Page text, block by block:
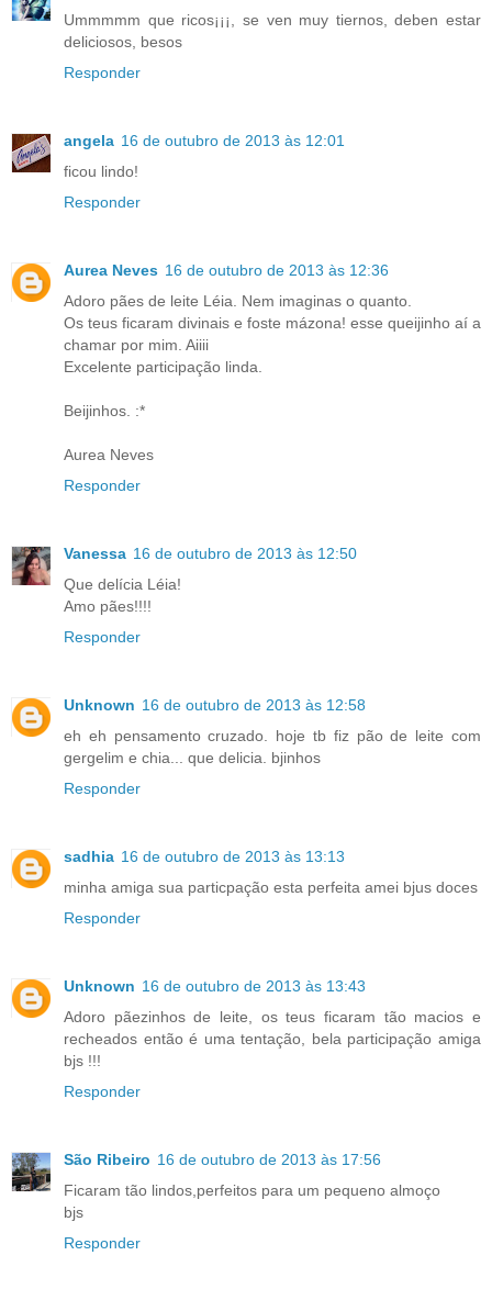
Ummmmm que ricos¡¡¡, se ven muy tiernos, deben estar
deliciosos, besos
Responder
angela 16 de outubro de 2013 às 12:01
ficou lindo!
Responder
Aurea Neves 16 de outubro de 2013 às 12:36
Adoro pães de leite Léia. Nem imaginas o quanto.
Os teus ficaram divinais e foste mázona! esse queijinho aí a
chamar por mim. Aiiii
Excelente participação linda.
Beijinhos. :*
Aurea Neves
Responder
Vanessa 16 de outubro de 2013 às 12:50
Que delícia Léia!
Amo pães!!!!
Responder
Unknown 16 de outubro de 2013 às 12:58
eh eh pensamento cruzado. hoje tb fiz pão de leite com
gergelim e chia... que delicia. bjinhos
Responder
sadhia 16 de outubro de 2013 às 13:13
minha amiga sua particpação esta perfeita amei bjus doces
Responder
Unknown 16 de outubro de 2013 às 13:43
Adoro pãezinhos de leite, os teus ficaram tão macios e
recheados então é uma tentação, bela participação amiga
bjs !!!
Responder
São Ribeiro 16 de outubro de 2013 às 17:56
Ficaram tão lindos,perfeitos para um pequeno almoço
bjs
Responder